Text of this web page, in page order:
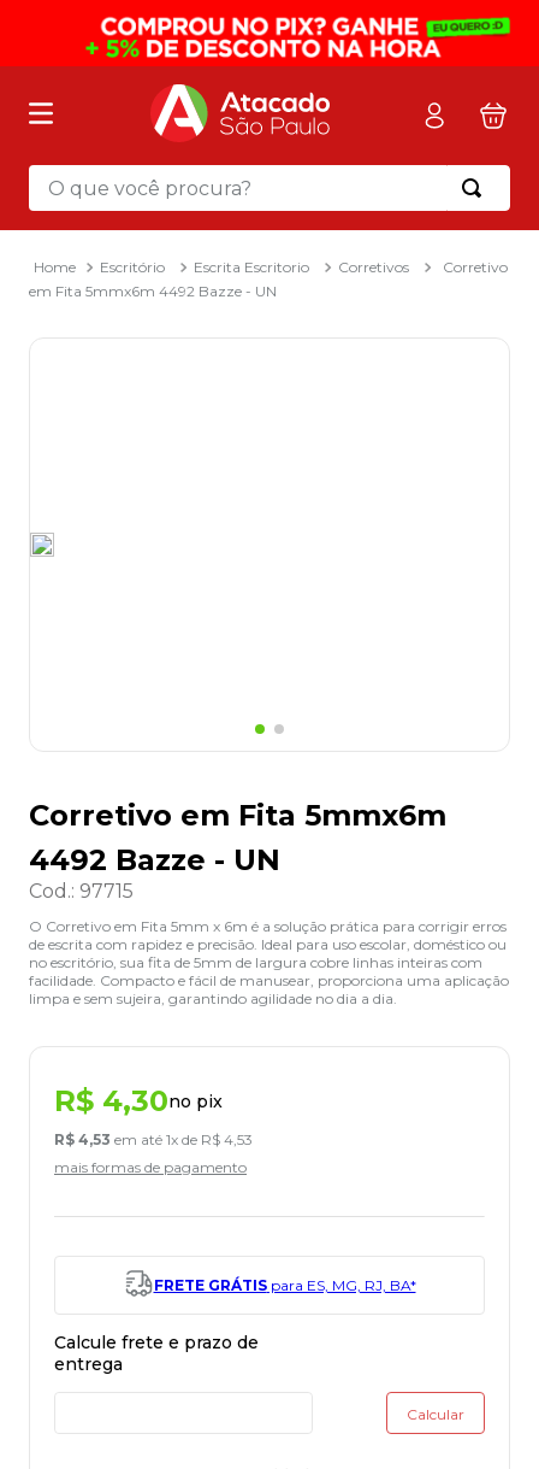
O que você procura?
Escritório Escrita Escritorio Corretivos
Corretivo
em Fita 5mmx6m 4492 Bazze - UN
Corretivo em Fita 5mmx6m
4492 Bazze - UN
Cod.: 97715
O Corretivo em Fita 5mm x 6m é a solução prática para corrigir erros
de escrita com rapidez e precisão. Ideal para uso escolar, doméstico ou
no escritório, sua fita de 5mm de largura cobre linhas inteiras com
facilidade. Compacto e fácil de manusear, proporciona uma aplicação
limpa e sem sujeira, garantindo agilidade no dia a dia.
R$ 4,30no pix
R$ 4,53 em até 1x de R$ 4,53
mais formas de pagamento
FRETE GRÁTISpara ES, MG, RJ, BA*
Termos mais buscados
mochila
2 º sacola
3º mala
8